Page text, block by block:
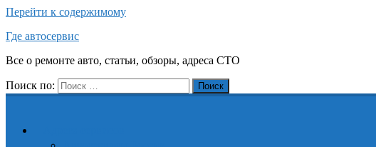
Перейти к содержимому
Где автосервис
Все о ремонте авто, статьи, обзоры, адреса СТО
Поиск по: Поиск